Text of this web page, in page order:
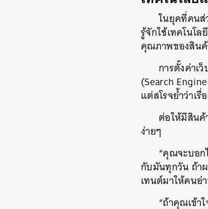
ในยุคที่คนส่
รู้จักใช้เทคโนโ
คุณภาพของสินค้
การตั้งค่าเ
(Search
แต่สโรจย้ำว่าเ
ต่อให้มีสินค้
ง่ายๆ
“คุณจะบอก
กับมันทุกวัน ถ้า
เทนต์มาให้คนอ่
“ถ้าคุณเข้า